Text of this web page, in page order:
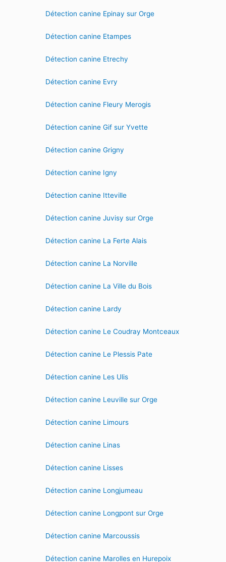
Détection canine Epinay sur Orge
Détection canine Etampes
Détection canine Etrechy
Détection canine Evry
Détection canine Fleury Merogis
Détection canine Gif sur Yvette
Détection canine Grigny
Détection canine Igny
Détection canine Itteville
Détection canine Juvisy sur Orge
Détection canine La Ferte Alais
Détection canine La Norville
Détection canine La Ville du Bois
Détection canine Lardy
Détection canine Le Coudray Montceaux
Détection canine Le Plessis Pate
Détection canine Les Ulis
Détection canine Leuville sur Orge
Détection canine Limours
Détection canine Linas
Détection canine Lisses
Détection canine Longjumeau
Détection canine Longpont sur Orge
Détection canine Marcoussis
Détection canine Marolles en Hurepoix